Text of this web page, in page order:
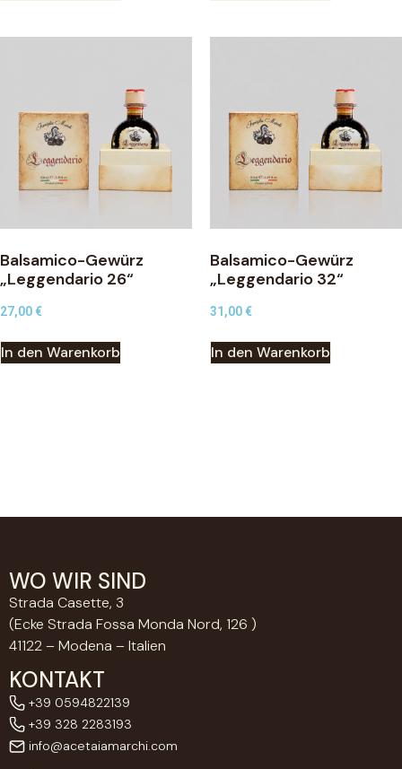
Balsamico-Gewürz
„Leggendario 26“
27,00 €
In den Warenkorb
Balsamico-Gewürz
„Leggendario 32“
31,00 €
In den Warenkorb
WO WIR SIND
Strada Casette, 3
(Ecke Strada Fossa Monda Nord, 126 )
41122 – Modena – Italien
KONTAKT
+39 0594822139
+39 328 2283193
info@acetaiamarchi.com